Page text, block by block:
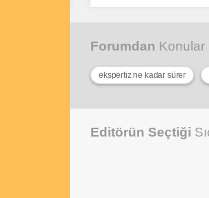
Forumdan Konular
ekspertiz ne kadar sürer
Editörün Seçtiği